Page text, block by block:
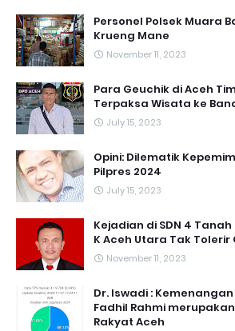
Personel Polsek Muara
Krueng Mane
November 11, 2023
Para Geuchik di Aceh
Terpaksa Wisata ke
July 15, 2023
Opini: Dilematik
Pilpres 2024
July 15, 2023
Kejadian di SDN 4 Tanah
K Aceh Utara Tak Tolerir
November 11, 2023
Dr. Iswadi :
Fadhil Rahmi
Rakyat Aceh